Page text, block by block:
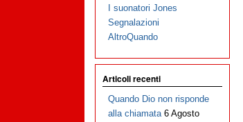
I suonatori Jones
Segnalazioni
AltroQuando
Articoli recenti
Quando Dio non risponde
alla chiamata 6 Agosto